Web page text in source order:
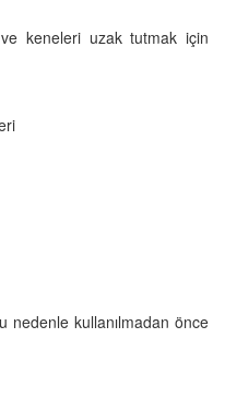
keneleri uzak tutmak için
nedenle kullanılmadan önce